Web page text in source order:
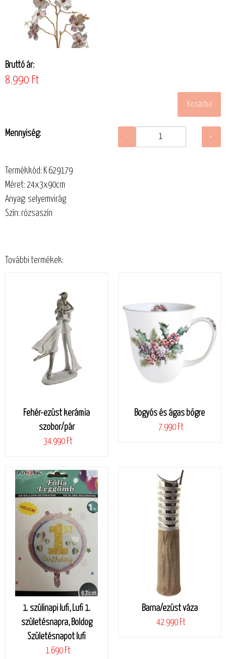
Bruttó ár:
8.990 Ft
Mennyiség:
Termékkód: K 629179
Méret: 24x3x90cm
Anyag: selyemvirág
Szín: rózsaszín
További termékek:
Fehér-ezüst kerámia
szobor/pár
34.990 Ft
Bogyós és ágas bögre
7.990 Ft
1. szülinapi lufi, Lufi 1.
születésnapra, Boldog
Születésnapot lufi
1.690 Ft
Barna/ezüst váza
42.990 Ft